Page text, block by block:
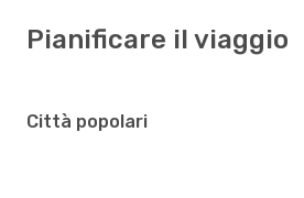
Pianificare il viaggio
Città popolari